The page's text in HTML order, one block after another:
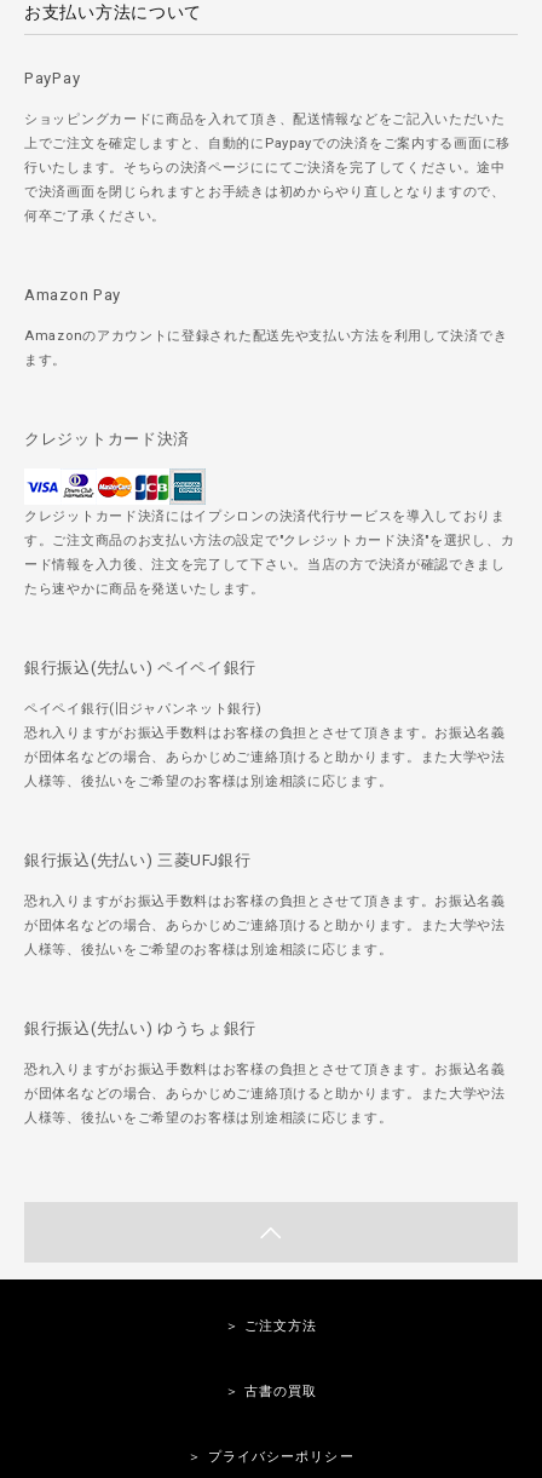
お支払い方法について
PayPay
ショッピングカードに商品を入れて頂き、配送情報などをご記入いただいた
上でご注文を確定しますと、自動的にPaypayでの決済をご案内する画面に移
行いたします。そちらの決済ページににてご決済を完了してください。途中
で決済画面を閉じられますとお手続きは初めからやり直しとなりますので、
何卒ご了承ください。
Amazon Pay
Amazonのアカウントに登録された配送先や支払い方法を利用して決済でき
ます。
クレジットカード決済
クレジットカード決済にはイプシロンの決済代行サービスを導入しておりま
す。ご注文商品のお支払い方法の設定で"クレジットカード決済"を選択し、カ
ード情報を入力後、注文を完了して下さい。当店の方で決済が確認できまし
たら速やかに商品を発送いたします。
銀行振込(先払い) ペイペイ銀行
ペイペイ銀行(旧ジャパンネット銀行)
恐れ入りますがお振込手数料はお客様の負担とさせて頂きます。お振込名義
が団体名などの場合、あらかじめご連絡頂けると助かります。また大学や法
人様等、後払いをご希望のお客様は別途相談に応じます。
銀行振込(先払い) 三菱UFJ銀行
恐れ入りますがお振込手数料はお客様の負担とさせて頂きます。お振込名義
が団体名などの場合、あらかじめご連絡頂けると助かります。また大学や法
人様等、後払いをご希望のお客様は別途相談に応じます。
銀行振込(先払い) ゆうちょ銀行
恐れ入りますがお振込手数料はお客様の負担とさせて頂きます。お振込名義
が団体名などの場合、あらかじめご連絡頂けると助かります。また大学や法
人様等、後払いをご希望のお客様は別途相談に応じます。
＞ ご注文方法
＞ 古書の買取
＞ プライバシーポリシー